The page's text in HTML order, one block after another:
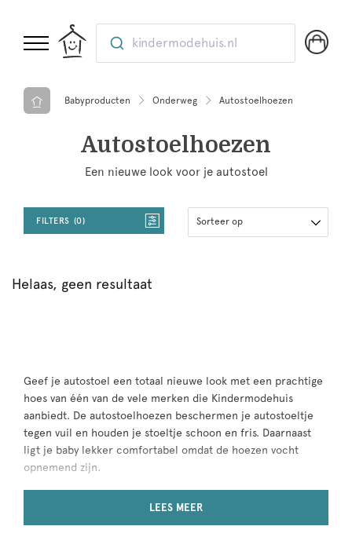
kindermodehuis.nl
Babyproducten Onderweg Autostoelhoezen
Autostoelhoezen
Een nieuwe look voor je autostoel
FILTERS 0 Sorteer op
Helaas, geen resultaat
Geef je autostoel een totaal nieuwe look met een prachtige
hoes van één van de vele merken die Kindermodehuis
aanbiedt. De autostoelhoezen beschermen je autostoeltje
tegen vuil en houden je stoeltje schoon en fris. Daarnaast
ligt je baby lekker comfortabel omdat de hoezen vocht
opnemend zijn.
LEES MEER